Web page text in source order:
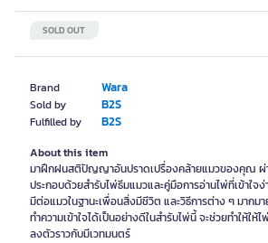
Brand Wara
Sold by B2S
Fulfilled by B2S
SOLD OUT
About this item
มาฝึกฝนสติปัญญาอันปราดเปรื่องคล้ายแมวของคุณ ผ่
ประกอบด้วยสำรับไพ่ธีมแมวและคู่มือการอ่านไพ่ที่เข้าใจ
มีต่อแมวในฐานะเพื่อนสิ่งมีชีวิต และวิธีการต่าง ๆ มาก
ทำความเข้าใจได้เป็นอย่างดีในสำรับไพ่นี้ จะช่วยทำให้ใ
ลงตัวราวกับมีเวทมนตร์